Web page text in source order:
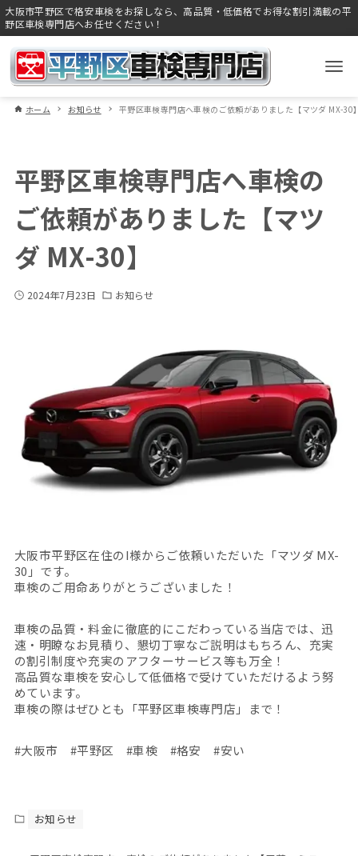
大阪市平野区で格安車検をお探しなら、高品質・低価格でお得な割引満載の平
野区車検専門店へお任せください！
ホーム お知らせ 平野区車検専門店へ車検のご依頼がありました【マツダ MX-30
平野区車検専門店へ車検の
ご依頼がありました【マツ
ダ MX-30】
2024年7月23日 お知らせ
大阪市平野区在住のI様からご依頼いただいた「マツダ MX-
30」です。
車検のご用命ありがとうございました！
車検の品質・料金に徹底的にこだわっている当店では、迅
速・明瞭なお見積り、懇切丁寧なご説明はもちろん、充実
の割引制度や充実のアフターサービス等も万全！
高品質な車検を安心して低価格で受けていただけるよう努
めています。
車検の際はぜひとも「平野区車検専門店」まで！
#大阪市 #平野区 #車検 #格安 #安い
お知らせ